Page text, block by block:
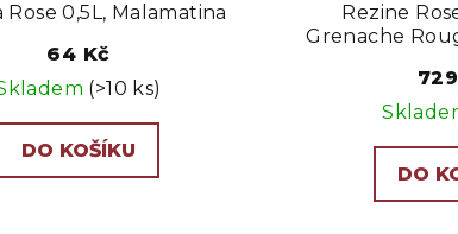
Rose 0,5L, Malamatina
64 Kč
(>10 ks)
DO KOŠÍKU
Rezine
Grenache
DO